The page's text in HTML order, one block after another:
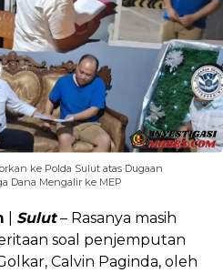
ke Polda Sulut atas Dugaan
Dana Mengalir ke MEP
Sulut– Rasanya masih
soal penjemputan
Calvin Paginda, oleh